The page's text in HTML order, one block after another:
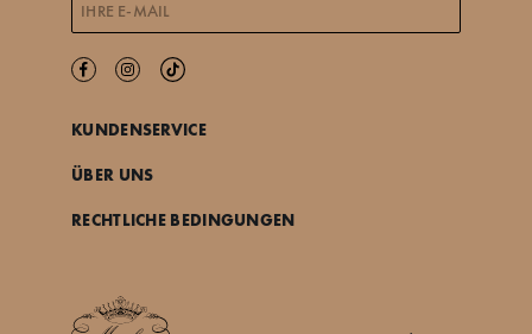
KUNDENSERVICE
ÜBER UNS
RECHTLICHE BEDINGUNGEN